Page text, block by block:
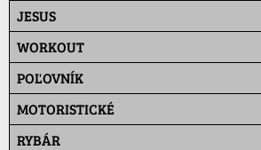
JESUS
WORKOUT
POĽOVNÍK
MOTORISTICKÉ
RYBÁR